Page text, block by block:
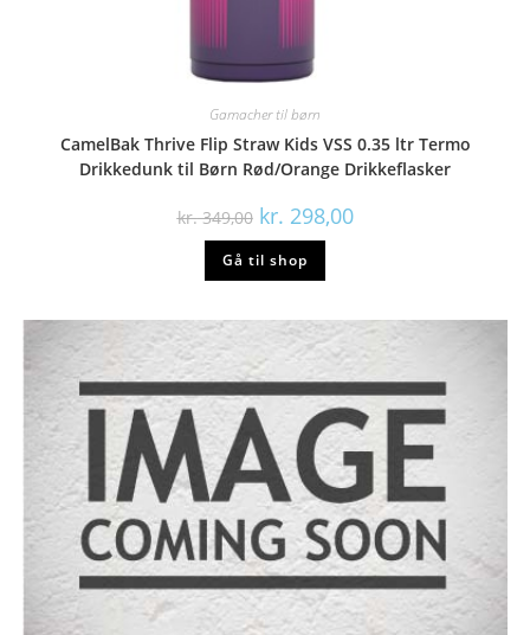
Gamacher til børn
CamelBak Thrive Flip Straw Kids VSS 0.35 ltr Termo
Drikkedunk til Børn Rød/Orange Drikkeflasker
kr.349,00 Den
oprindelige
pris
var:
kr. 349,00.
kr. 298,00Den
aktuelle
Gå til shop